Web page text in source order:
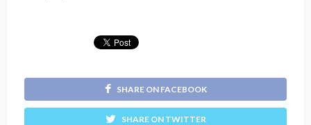
SHARE ON FACEBOOK
SHARE ON TWITTER